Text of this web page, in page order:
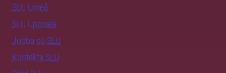
SLU Umeå
SLU Uppsala
Jobba på SLU
Kontakta SLU